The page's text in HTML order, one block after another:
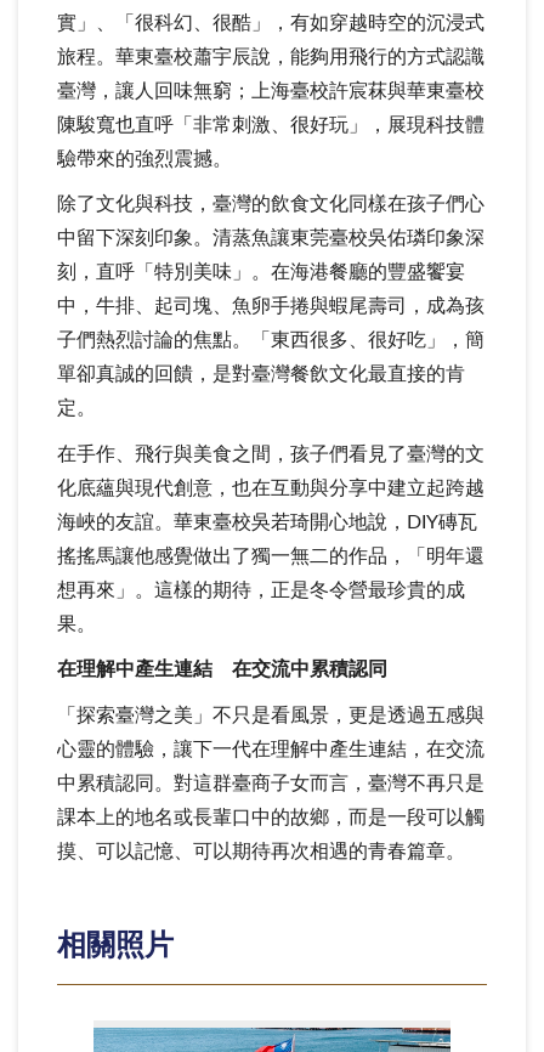
實」、「很科幻、很酷」，有如穿越時空的沉浸式
旅程。華東臺校蕭宇辰說，能夠用飛行的方式認識
臺灣，讓人回味無窮；上海臺校許宸菻與華東臺校
陳駿寬也直呼「非常刺激、很好玩」，展現科技體
驗帶來的強烈震撼。
除了文化與科技，臺灣的飲食文化同樣在孩子們心
中留下深刻印象。清蒸魚讓東莞臺校吳佑璘印象深
刻，直呼「特別美味」。在海港餐廳的豐盛饗宴
中，牛排、起司塊、魚卵手捲與蝦尾壽司，成為孩
子們熱烈討論的焦點。「東西很多、很好吃」，簡
單卻真誠的回饋，是對臺灣餐飲文化最直接的肯
定。
在手作、飛行與美食之間，孩子們看見了臺灣的文
化底蘊與現代創意，也在互動與分享中建立起跨越
海峽的友誼。華東臺校吳若琦開心地說，DIY磚瓦
搖搖馬讓他感覺做出了獨一無二的作品，「明年還
想再來」。這樣的期待，正是冬令營最珍貴的成
果。
在理解中產生連結 在交流中累積認同
「探索臺灣之美」不只是看風景，更是透過五感與
心靈的體驗，讓下一代在理解中產生連結，在交流
中累積認同。對這群臺商子女而言，臺灣不再只是
課本上的地名或長輩口中的故鄉，而是一段可以觸
摸、可以記憶、可以期待再次相遇的青春篇章。
相關照片